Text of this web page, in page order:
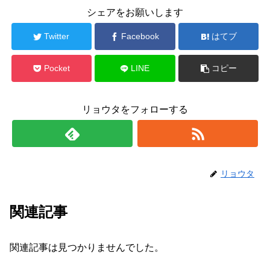
シェアをお願いします
Twitter Facebook はてブ
Pocket LINE コピー
リョウタをフォローする
リョウタ
関連記事
関連記事は見つかりませんでした。